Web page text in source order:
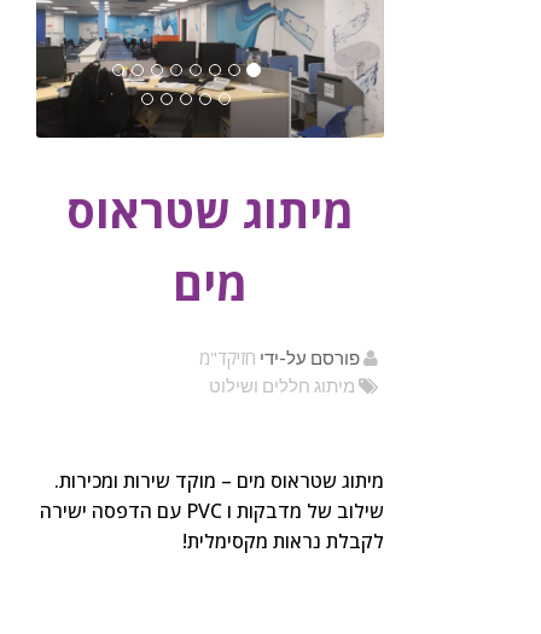
מיתוג שטראוס
מים
פורסם על-ידי חזיקד"מ
מיתוג חללים ושילוט
מיתוג שטראוס מים – מוקד שירות ומכירות.
שילוב של מדבקות ו PVC עם הדפסה ישירה
לקבלת נראות מקסימלית!